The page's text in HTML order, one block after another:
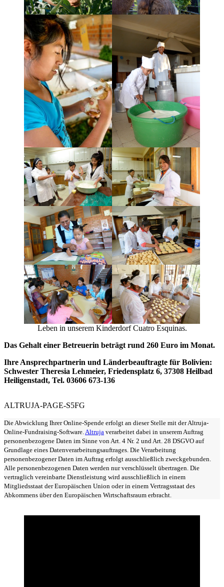
Leben in unserem Kinderdorf Cuatro Esquinas.
Das Gehalt einer Betreuerin beträgt rund 260 Euro im Monat.
Ihre Ansprechpartnerin und Länderbeauftragte für Bolivien:
Schwester Theresia Lehmeier, Friedensplatz 6, 37308 Heilbad
Heiligenstadt, Tel. 03606 673-136
ALTRUJA-PAGE-S5FG
Die Abwicklung Ihrer Online-Spende erfolgt an dieser Stelle mit der Altruja-
Online-Fundraising-Software. Altruja verarbeitet dabei in unserem Auftrag
personenbezogene Daten im Sinne von Art. 4 Nr. 2 und Art. 28 DSGVO auf
Grundlage eines Datenverarbeitungsauftrages. Die Verarbeitung
personenbezogener Daten im Auftrag erfolgt ausschließlich zweckgebunden.
Alle personenbezogenen Daten werden nur verschlüsselt übertragen. Die
vertraglich vereinbarte Dienstleistung wird ausschließlich in einem
Mitgliedsstaat der Europäischen Union oder in einem Vertragsstaat des
Abkommens über den Europäischen Wirtschaftsraum erbracht.